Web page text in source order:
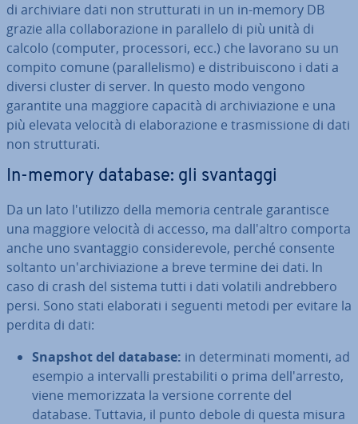
di ar­chi­via­re dati non strut­tu­ra­ti in un in-memory DB
grazie alla col­la­bo­ra­zio­ne in parallelo di più unità di
calcolo (computer, pro­ces­so­ri, ecc.) che lavorano su un
compito comune (pa­ral­le­li­smo) e di­stri­bui­sco­no i dati a
diversi cluster di server. In questo modo vengono
garantite una maggiore capacità di ar­chi­via­zio­ne e una
più elevata velocità di ela­bo­ra­zio­ne e tra­smis­sio­ne di dati
non strut­tu­ra­ti.
In-memory database: gli svantaggi
Da un lato l'u­ti­liz­zo della memoria centrale ga­ran­ti­sce
una maggiore velocità di accesso, ma dal­l'al­tro comporta
anche uno svan­tag­gio con­si­de­re­vo­le, perché consente
soltanto un'ar­chi­via­zio­ne a breve termine dei dati. In
caso di crash del sistema tutti i dati volatili an­dreb­be­ro
persi. Sono stati elaborati i seguenti metodi per evitare la
perdita di dati:
Snapshot del database: in de­ter­mi­na­ti momenti, ad
esempio a in­ter­val­li pre­sta­bi­li­ti o prima del­l'ar­re­sto,
viene me­mo­riz­za­ta la versione corrente del
database. Tuttavia, il punto debole di questa misura